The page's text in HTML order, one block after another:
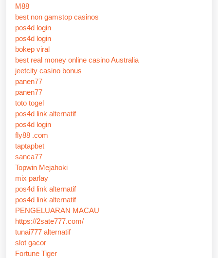
M88
best non gamstop casinos
pos4d login
pos4d login
bokep viral
best real money online casino Australia
jeetcity casino bonus
panen77
panen77
toto togel
pos4d link alternatif
pos4d login
fly88 .com
taptapbet
sanca77
Topwin Mejahoki
mix parlay
pos4d link alternatif
pos4d link alternatif
PENGELUARAN MACAU
https://2sate777.com/
tunai777 alternatif
slot gacor
Fortune Tiger